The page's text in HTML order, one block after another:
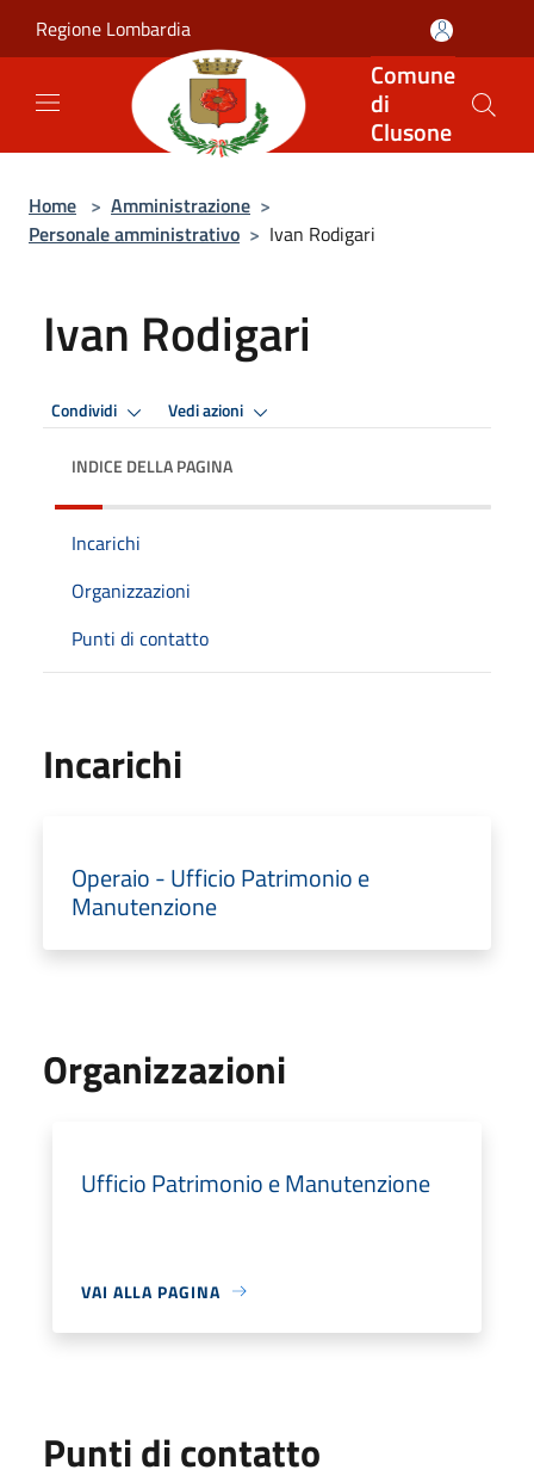
Regione Lombardia
Comune
di
Clusone
Home > Amministrazione >
Personale amministrativo > Ivan Rodigari
Ivan Rodigari
Condividi Vedi azioni
INDICE DELLA PAGINA
Incarichi
Organizzazioni
Punti di contatto
Incarichi
Operaio - Ufficio Patrimonio e
Manutenzione
Organizzazioni
Ufficio Patrimonio e Manutenzione
VAI ALLA PAGINA
Punti di contatto